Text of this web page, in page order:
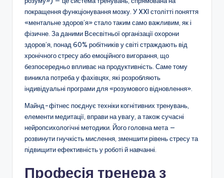
покращення функціонування мозку. У XXI столітті поняття
«ментальне здоров’я» стало таким само важливим, як і
фізичне. За даними Всесвітньої організації охорони
здоров’я, понад 60% робітників у світі страждають від
хронічного стресу або емоційного вигорання, що
безпосередньо впливає на продуктивність. Саме тому
виникла потреба у фахівцях, які розробляють
індивідуальні програми для «розумового відновлення».
Майнд-фітнес поєднує техніки когнітивних тренувань,
елементи медитації, вправи на увагу, а також сучасні
нейропсихологічні методики. Його головна мета —
розвинути гнучкість мислення, зменшити рівень стресу та
підвищити ефективність у роботі й навчанні.
Професія тренера з